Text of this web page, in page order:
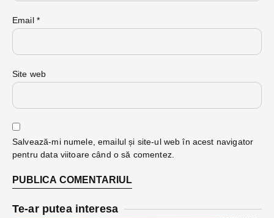
Email *
Site web
Salvează-mi numele, emailul și site-ul web în acest navigator
pentru data viitoare când o să comentez.
Te-ar putea interesa